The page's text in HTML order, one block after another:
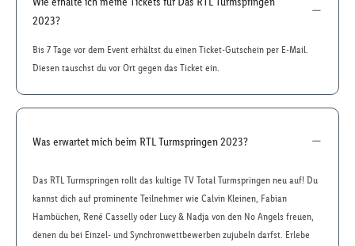
2023?
Bis 7 Tage vor dem Event erhältst du einen Ticket-Gutschein per E-Mail.
Diesen tauschst du vor Ort gegen das Ticket ein.
Was erwartet mich beim RTL Turmspringen 2023?
Das RTL Turmspringen rollt das kultige TV Total Turmspringen neu auf! Du
kannst dich auf prominente Teilnehmer wie Calvin Kleinen, Fabian
Hambüchen, René Casselly oder Lucy & Nadja von den No Angels freuen,
denen du bei Einzel- und Synchronwettbewerben zujubeln darfst. Erlebe